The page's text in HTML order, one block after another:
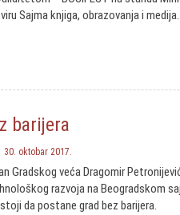
Sajma knjiga, obrazovanja i medija.
barijera
30. oktobar 2017.
Gradskog veća Dragomir
razvoja na Beogradskom
da postane grad bez barijera.